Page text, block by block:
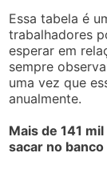
Essa tabela é
trabalhadores
esperar em
sempre
uma vez que
anualmente.
Mais de 141
sacar no